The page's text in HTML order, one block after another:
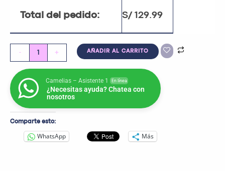
Total del pedido: S/ 129.99
- + AÑADIR AL CARRITO
Camelias – Asistente 1 En línea
¿Necesitas ayuda? Chatea con
nosotros
Comparte esto:
WhatsApp Más